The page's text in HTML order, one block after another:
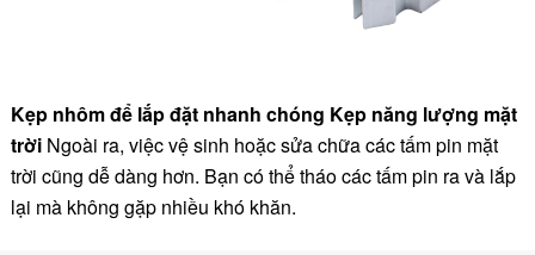
Kẹp nhôm để lắp đặt nhanh chóng Kẹp năng lượng mặt
trời Ngoài ra, việc vệ sinh hoặc sửa chữa các tấm pin mặt
trời cũng dễ dàng hơn. Bạn có thể tháo các tấm pin ra và lắp
lại mà không gặp nhiều khó khăn.